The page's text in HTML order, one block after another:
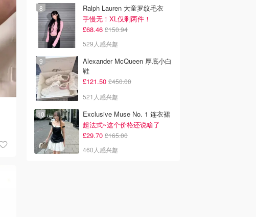
Ralph Lauren 大童罗纹毛衣
手慢无！XL仅剩两件！
£68.46 £150.94
529人感兴趣
Alexander McQueen 厚底小白
鞋
£121.50 £450.00
521人感兴趣
Exclusive Muse No. 1 连衣裙
超法式~这个价格还说啥了
£29.70 £165.00
460人感兴趣